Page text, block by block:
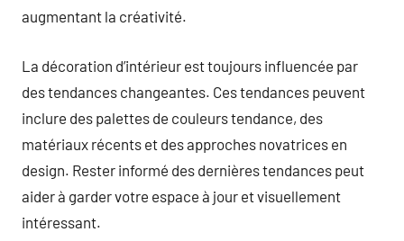
augmentant la créativité.
La décoration d’intérieur est toujours influencée par
des tendances changeantes. Ces tendances peuvent
inclure des palettes de couleurs tendance, des
matériaux récents et des approches novatrices en
design. Rester informé des dernières tendances peut
aider à garder votre espace à jour et visuellement
intéressant.